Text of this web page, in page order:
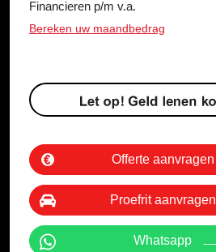
Financieren p/m v.a.
Bereken uw maandbedrag
Offerte aanvragen
Proefrit aanvragen
Whatsapp